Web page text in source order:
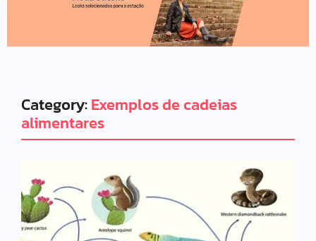
Category:Exemplos de cadeias
alimentares